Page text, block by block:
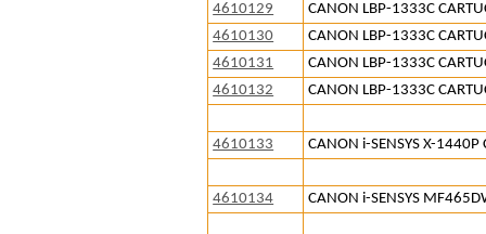
4610129
CANON LBP-1333C
4610130
CANON LBP-1333C
4610131
CANON LBP-1333C
4610132
CANON LBP-1333C
4610133 CANON i-SENSYS X-
4610134 CANON i-SENSYS